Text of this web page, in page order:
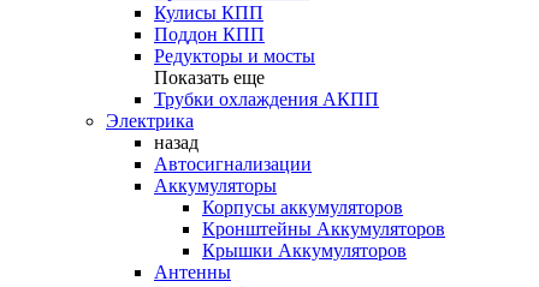
Кулисы КПП
Поддон КПП
Редукторы и мосты
Показать еще
Трубки охлаждения АКПП
Электрика
назад
Автосигнализации
Аккумуляторы
Корпусы аккумуляторов
Кронштейны Аккумуляторов
Крышки Аккумуляторов
Антенны